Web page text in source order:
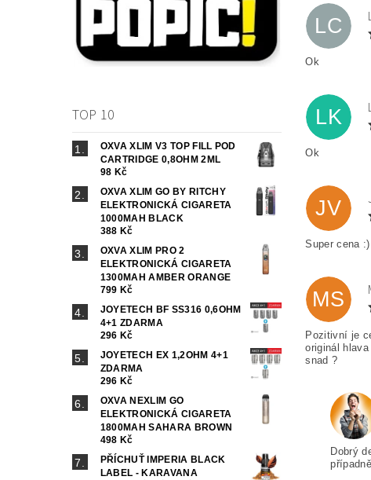
TOP 10
OXVA XLIM V3 TOP FILL POD
CARTRIDGE 0,8OHM 2ML
98 Kč
OXVA XLIM GO BY RITCHY
ELEKTRONICKÁ CIGARETA
1000MAH BLACK
388 Kč
OXVA XLIM PRO 2
ELEKTRONICKÁ CIGARETA
1300MAH AMBER ORANGE
799 Kč
JOYETECH BF SS316 0,6OHM
4+1 ZDARMA
296 Kč
JOYETECH EX 1,2OHM 4+1
ZDARMA
296 Kč
OXVA NEXLIM GO
ELEKTRONICKÁ CIGARETA
1800MAH SAHARA BROWN
498 Kč
PŘÍCHUŤ IMPERIA BLACK
LABEL - KARAVANA
LC
Ok
LK
Ok
JV
Super cena
MS
Pozitivní je
originál
snad ?
E
Dobrý